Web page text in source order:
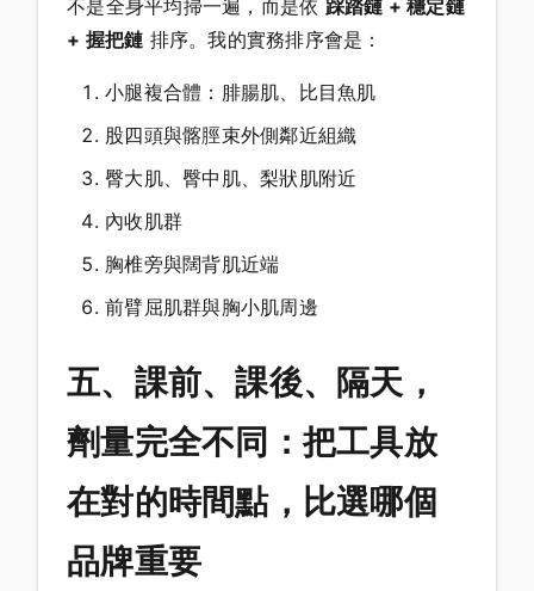
不是全身平均掃一遍，而是依 踩踏鏈 + 穩定鏈
+ 握把鏈 排序。我的實務排序會是：
小腿複合體：腓腸肌、比目魚肌
股四頭與髂脛束外側鄰近組織
臀大肌、臀中肌、梨狀肌附近
內收肌群
胸椎旁與闊背肌近端
前臂屈肌群與胸小肌周邊
五、課前、課後、隔天，
劑量完全不同：把工具放
在對的時間點，比選哪個
品牌重要